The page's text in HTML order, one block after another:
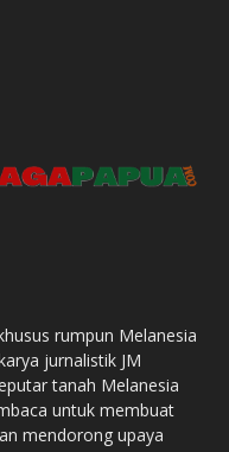
rumpun Melanesia
jurnalistik JM
tanah Melanesia
untuk membuat
mendorong upaya